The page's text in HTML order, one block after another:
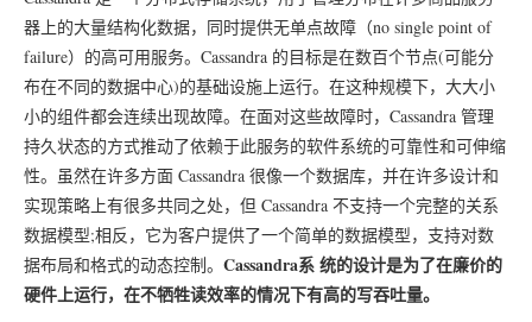
器上的大量结构化数据，同时提供无单点故障（no single point of
failure）的高可用服务。Cassandra 的目标是在数百个节点(可能分
布在不同的数据中心)的基础设施上运行。在这种规模下，大大小
小的组件都会连续出现故障。在面对这些故障时，Cassandra 管理
持久状态的方式推动了依赖于此服务的软件系统的可靠性和可伸缩
性。虽然在许多方面 Cassandra 很像一个数据库，并在许多设计和
实现策略上有很多共同之处，但 Cassandra 不支持一个完整的关系
数据模型;相反，它为客户提供了一个简单的数据模型，支持对数
据布局和格式的动态控制。 Cassandra系 统的设计是为了在廉价的
硬件上运行，在不牺牲读效率的情况下有高的写吞吐量。